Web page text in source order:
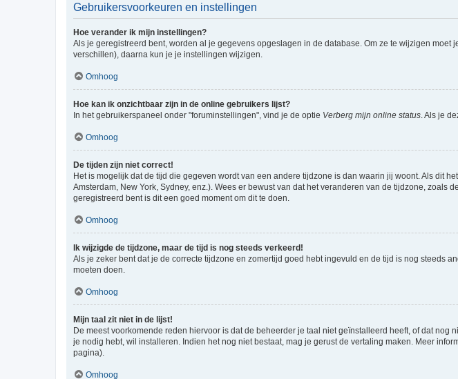
Gebruikersvoorkeuren en instellingen
Hoe verander ik mijn instellingen?
Als je geregistreerd bent, worden al je gegevens opgeslagen in de database. Om ze te wijzigen moet
verschillen), daarna kun je je instellingen wijzigen.
Omhoog
Hoe kan ik onzichtbaar zijn in de online gebruikers lijst?
In het gebruikerspaneel onder "foruminstellingen", vind je de optie Verberg mijn online status . Als je
Omhoog
De tijden zijn niet correct!
Het is mogelijk dat de tijd die gegeven wordt van een andere tijdzone is dan waarin jij woont. Als dit
Amsterdam, New York, Sydney, enz.). Wees er bewust van dat het veranderen van de tijdzone,
geregistreerd bent is dit een goed moment om dit te doen.
Omhoog
Ik wijzigde de tijdzone, maar de tijd is nog steeds verkeerd!
Als je zeker bent dat je de correcte tijdzone en zomertijd goed hebt ingevuld en de tijd is nog steeds
moeten doen.
Omhoog
Mijn taal zit niet in de lijst!
De meest voorkomende reden hiervoor is dat de beheerder je taal niet geïnstalleerd heeft, of dat
je nodig hebt, wil installeren. Indien het nog niet bestaat, mag je gerust de vertaling maken. Meer
pagina).
Omhoog